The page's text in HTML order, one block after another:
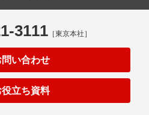
Webマニュアル
作成サービス
3111［東京本社］
問い合わせ
役立ち資料